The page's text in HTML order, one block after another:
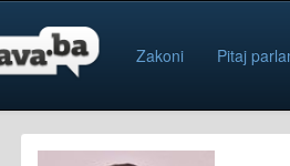
Zakoni Pitaj